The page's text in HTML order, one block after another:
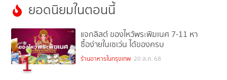
ยอดนิยมในตอนนี้
1
แจกลิสต์ ของไหว้พระพิฆเนศ 7-11 หา
ซื้อง่ายในเซเว่น ได้ของครบ
ร้านอาหารในกรุงเทพ 20 ส.ค. 68